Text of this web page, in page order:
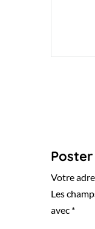
Votre
Les
avec *